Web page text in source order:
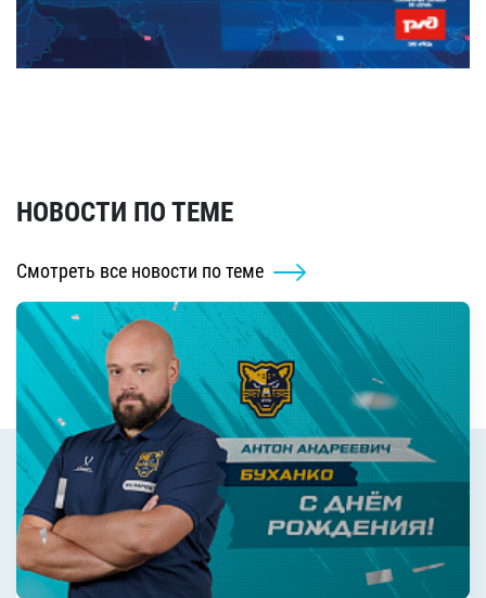
НОВОСТИ ПО ТЕМЕ
Смотреть все новости по теме